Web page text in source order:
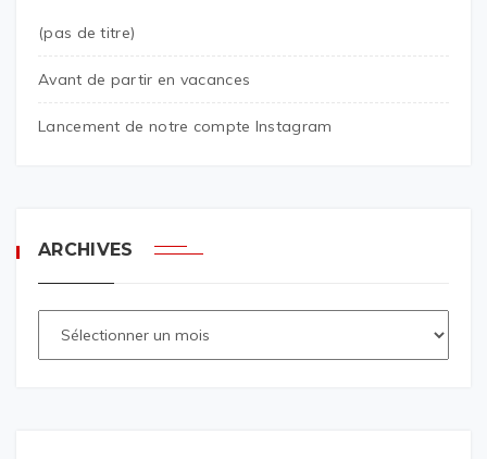
(pas de titre)
Avant de partir en vacances
Lancement de notre compte Instagram
ARCHIVES